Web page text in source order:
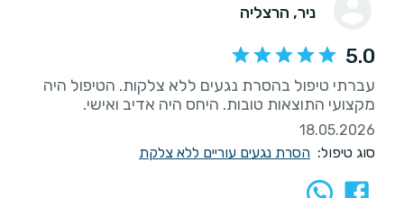
ניר, הרצליה
5.0
עברתי טיפול בהסרת נגעים ללא צלקות. הטיפול היה
מקצועי התוצאות טובות. היחס היה אדיב ואישי.
18.05.2026
סוג טיפול: הסרת נגעים עוריים ללא צלקת